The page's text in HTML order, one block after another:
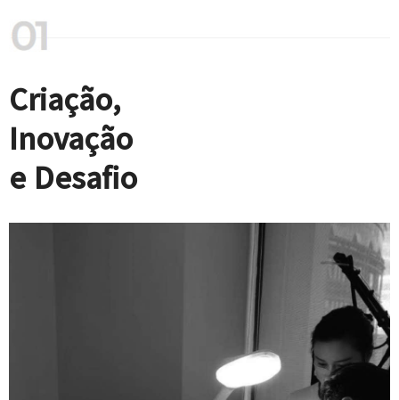
Criação,
Inovação
e Desafio